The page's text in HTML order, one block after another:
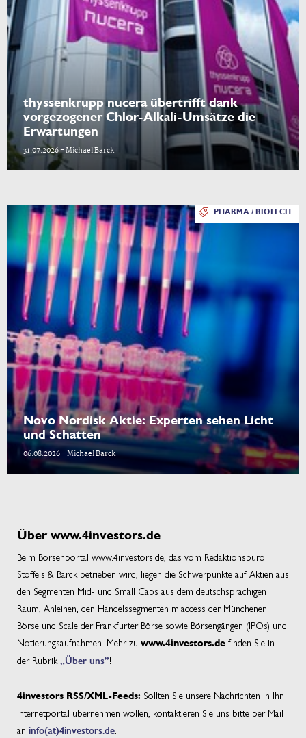
thyssenkrupp nucera übertrifft dank
vorgezogener Chlor-Alkali-Umsätze die
Erwartungen
31.07.2026 - Michael Barck
PHARMA / BIOTECH
Novo Nordisk Aktie: Experten sehen Licht
und Schatten
06.08.2026 - Michael Barck
Über www.4investors.de
Beim Börsenportal www.4investors.de, das vom Redaktionsbüro
Stoffels & Barck betrieben wird, liegen die Schwerpunkte auf Aktien aus
den Segmenten Mid- und Small Caps aus dem deutschsprachigen
Raum, Anleihen, den Handelssegmenten m:access der Münchener
Börse und Scale der Frankfurter Börse sowie Börsengängen (IPOs) und
Notierungsaufnahmen. Mehr zu www.4investors.de finden Sie in
der Rubrik„Über uns”!
4investors RSS/XML-Feeds: Sollten Sie unsere Nachrichten in Ihr
Internetportal übernehmen wollen, kontaktieren Sie uns bitte per Mail
an info(at)4investors.de.